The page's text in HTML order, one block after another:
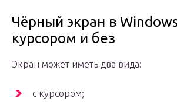
Чёрный экран в
курсором и без
Экран может иметь два вида:
с курсором;